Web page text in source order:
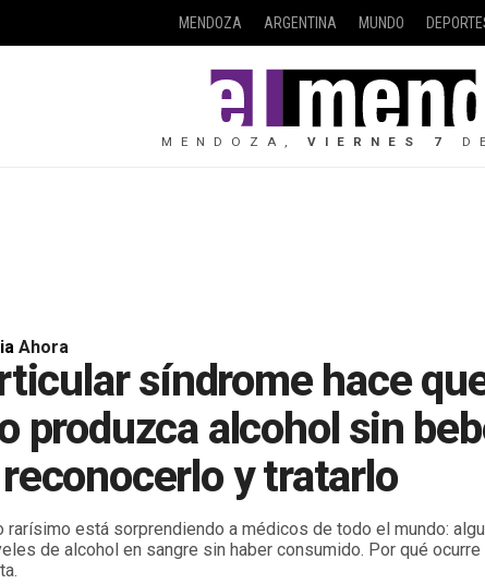
MENDOZA, VIERNES 7
MENDOZA ARGENTINA MUNDO
Ahora
síndrome hace
produzca alcohol sin
y tratarlo
rarísimo está sorprendiendo a médicos de todo el mundo:
de alcohol en sangre sin haber consumido. Por qué